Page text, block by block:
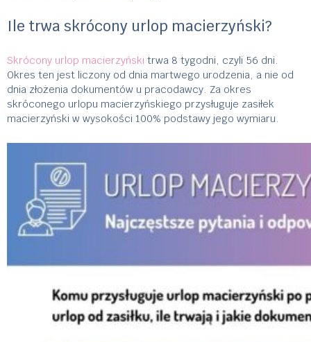
Ile trwa skrócony urlop macierzyński?
Skrócony urlop macierzyński trwa 8 tygodni, czyli 56 dni.
Okres ten jest liczony od dnia martwego urodzenia, a nie od
dnia złożenia dokumentów u pracodawcy. Za okres
skróconego urlopu macierzyńskiego przysługuje zasiłek
macierzyński w wysokości 100% podstawy jego wymiaru.